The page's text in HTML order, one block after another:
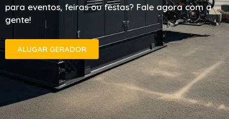
para eventos, feiras ou festas? Fale agora com a
gente!
ALUGAR GERADOR